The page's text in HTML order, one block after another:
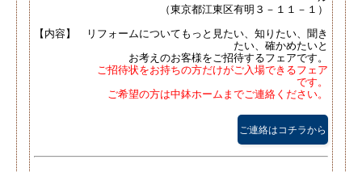
（東京都江東区有明３－１１－１）
【内容】 リフォームについてもっと見たい、知りたい、聞き
たい、確かめたいと
お考えのお客様をご招待するフェアです。
ご招待状をお持ちの方だけがご入場できるフェア
です。
ご希望の方は中鉢ホームまでご連絡ください。
ご連絡はコチラから